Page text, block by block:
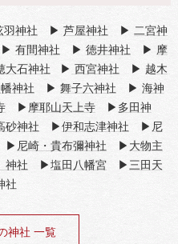
羽神社 ▶ 芦屋神社 ▶ 二宮神
有間神社 ▶ 徳井神社 ▶ 摩
大石神社 ▶ 西宮神社 ▶ 越木
神社 ▶ 舞子六神社 ▶ 海神
▶ 摩耶山天上寺▶ 多田神
砂神社 ▶ 伊和志津神社 ▶ 尼
▶ 尼崎・貴布彌神社 ▶ 大物主
神社 ▶ 塩田八幡宮▶ 三田天
社
神社 一覧